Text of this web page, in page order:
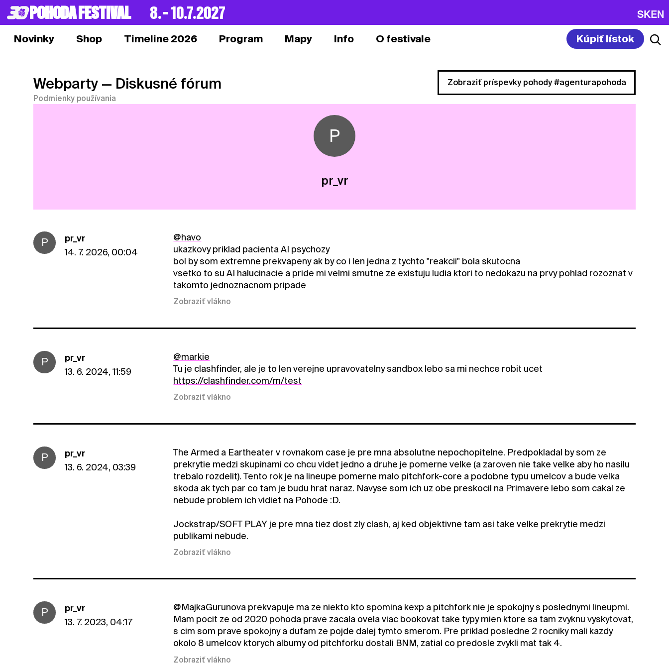
POHODA FESTIVAL 8. – 10.7.2027 SKEN
Novinky Shop Timeline 2026 Program Mapy Info O festivale Kúpiť lístok
Webparty — Diskusné fórum
Podmienky používania
Zobraziť príspevky pohody #agenturapohoda
P
pr_vr
P
pr_vr
14. 7. 2026, 00:04
@havo
ukazkovy priklad pacienta AI psychozy
bol by som extremne prekvapeny ak by co i len jedna z tychto "reakcii" bola skutocna
vsetko to su AI halucinacie a pride mi velmi smutne ze existuju ludia ktori to nedokazu na prvy pohlad rozoznat v
takomto jednoznacnom pripade
Zobraziť vlákno
P
pr_vr
13. 6. 2024, 11:59
@markie
Tu je clashfinder, ale je to len verejne upravovatelny sandbox lebo sa mi nechce robit ucet
https://clashfinder.com/m/test
Zobraziť vlákno
P
pr_vr
13. 6. 2024, 03:39
The Armed a Eartheater v rovnakom case je pre mna absolutne nepochopitelne. Predpokladal by som ze
prekrytie medzi skupinami co chcu videt jedno a druhe je pomerne velke (a zaroven nie take velke aby ho nasilu
trebalo rozdelit). Tento rok je na lineupe pomerne malo pitchfork-core a podobne typu umelcov a bude velka
skoda ak tych par co tam je budu hrat naraz. Navyse som ich uz obe preskocil na Primavere lebo som cakal ze
nebude problem ich vidiet na Pohode :D.
Jockstrap/SOFT PLAY je pre mna tiez dost zly clash, aj ked objektivne tam asi take velke prekrytie medzi
publikami nebude.
Zobraziť vlákno
P
pr_vr
13. 7. 2023, 04:17
@MajkaGurunova prekvapuje ma ze niekto kto spomina kexp a pitchfork nie je spokojny s poslednymi lineupmi.
Mam pocit ze od 2020 pohoda prave zacala ovela viac bookovat take typy mien ktore sa tam zvyknu vyskytovat,
s cim som prave spokojny a dufam ze pojde dalej tymto smerom. Pre priklad posledne 2 rocniky mali kazdy
okolo 8 umelcov ktorych albumy od pitchforku dostali BNM, zatial co predosle zvykli mat tak 4.
Zobraziť vlákno